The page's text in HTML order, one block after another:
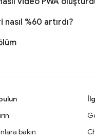
%60 artırdı?
bakın